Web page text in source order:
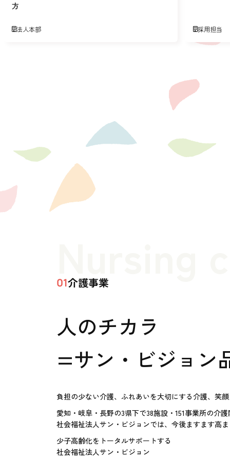
方
法人本部 採用担当
01介護事業
人のチカラ
=サン・ビジョン
負担の少ない介護、ふれあいを大切にする介護、笑
愛知・岐阜・長野の3県下で38施設・151事業所の介
社会福祉法人サン・ビジョンでは、今後ますます高
少子高齢化をトータルサポートする
社会福祉法人サン・ビジョン